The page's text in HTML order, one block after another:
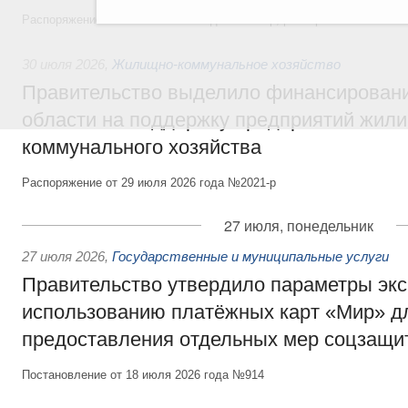
Жилищно-коммунальное хозяйство
Правительство выделило
области на поддержку предприятий
коммунального хозяйства
Распоряжение от 29 июля 2026 года №2021-р
27 июля, понедельник
27 июля 2026, Государственные и муниципальные услуги
Правительство утвердило параметры
использованию платёжных карт «Мир»
предоставления отдельных мер
Постановление от 18 июля 2026 года №914